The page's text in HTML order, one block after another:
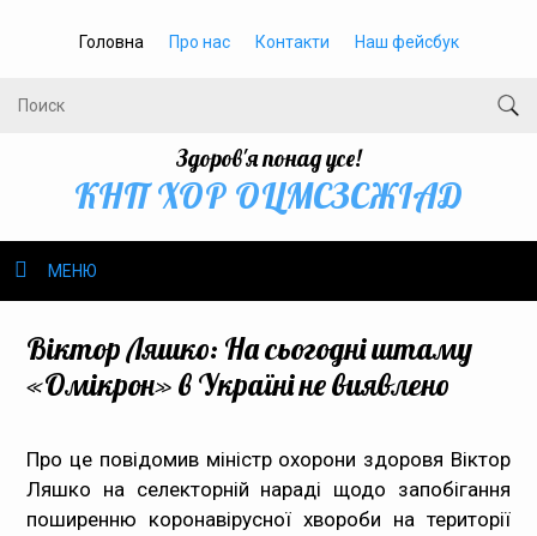
Головна Про нас Контакти Наш фейсбук
Здоров'я понад усе!
КНП ХОР ОЦМСЗСЖIАД
МЕНЮ
Громадське здоров’я
Безбар’єрність
Віктор Ляшко: На сьогодні штаму
«Омікрон» в Україні не виявлено
Про це повідомив міністр охорони здоровя Віктор
Ляшко на селекторній нараді щодо запобігання
поширенню коронавірусної хвороби на території